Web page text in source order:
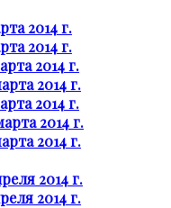
2014 г.
2014 г.
2014 г.
2014 г.
2014 г.
2014 г.
2014 г.
2014 г.
2014 г.